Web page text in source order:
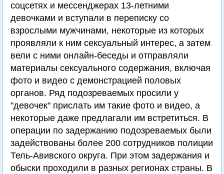
соцсетях и мессенджерах 13-летними
девочками и вступали в переписку со
взрослыми мужчинами, некоторые из которых
проявляли к ним сексуальный интерес, а затем
вели с ними онлайн-беседы и отправляли
материалы сексуального содержания, включая
фото и видео с демонстрацией половых
органов. Ряд подозреваемых просили у
"девочек" прислать им такие фото и видео, а
некоторые даже предлагали им встретиться. В
операции по задержанию подозреваемых были
задействованы более 200 сотрудников полиции
Тель-Авивского округа. При этом задержания и
обыски проходили в разных регионах страны. В